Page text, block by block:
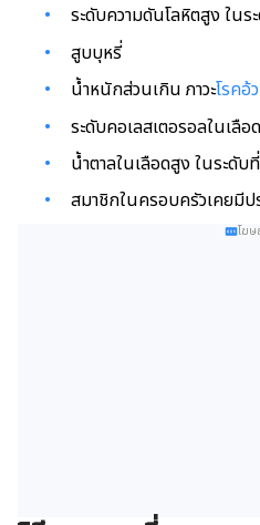
ระดับความดันโลหิตสูง ในร
สูบบุหรี่
น้ำหนักส่วนเกิน ภาวะโรคอ้
ระดับคอเลสเตอรอลในเลือ
น้ำตาลในเลือดสูง ในระดับ
สมาชิกในครอบครัวเคยมีป
โฆ